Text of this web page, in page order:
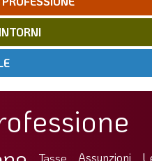
Tasse Assunzioni